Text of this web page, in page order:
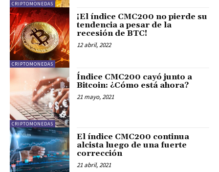
CRIPTOMONEDAS
CRIPTOMONEDAS
¡El índice CMC200 no pierde su
tendencia a pesar de la
recesión de BTC!
12 abril, 2022
CRIPTOMONEDAS
Índice CMC200 cayó junto a
Bitcoin: ¿Cómo está ahora?
21 mayo, 2021
El índice CMC200 continua
alcista luego de una fuerte
corrección
21 abril, 2021